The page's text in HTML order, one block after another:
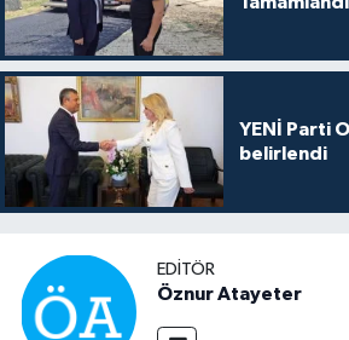
YENİ Parti
belirlendi
EDITÖR
Öznur Atayeter